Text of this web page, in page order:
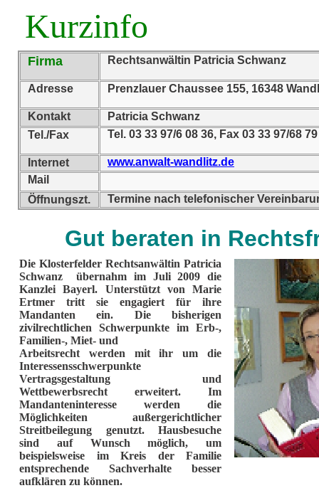
Kurzinfo
Firma Rechtsanwältin Patricia Schwanz
Adresse Prenzlauer Chaussee 155, 16348
Kontakt
Patricia Schwanz
Tel./Fax
Tel. 03 33 97/6 08 36, Fax 03 33 97/68
Internet
www.anwalt-wandlitz.de
Mail
Öffnungszt.
Termine nach telefonischer
Gut beraten in
Die Klosterfelder Rechtsanwältin Patricia
Schwanz übernahm im Juli 2009 die
Kanzlei Bayerl. Unterstützt von Marie
Ertmer tritt sie engagiert für ihre
Mandanten ein. Die bisherigen
zivilrechtlichen Schwerpunkte im Erb-,
Familien-, Miet- und
Arbeitsrecht werden mit ihr um die
Interessensschwerpunkte
Vertragsgestaltung und
Wettbewerbsrecht erweitert. Im
Mandanteninteresse werden die
Möglichkeiten außergerichtlicher
Streitbeilegung genutzt. Hausbesuche
sind auf Wunsch möglich, um
beispielsweise im Kreis der Familie
entsprechende Sachverhalte besser
aufklären zu können.